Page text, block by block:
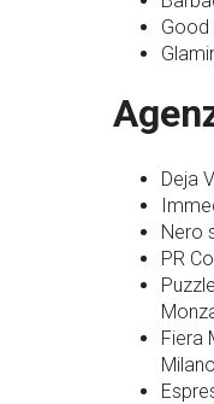
Good
Deja
Nero
PR
Fiera